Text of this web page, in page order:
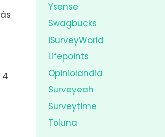
4
Ysense
Swagbucks
iSurveyWorld
Lifepoints
Opiniolandia
Surveyeah
Surveytime
Toluna